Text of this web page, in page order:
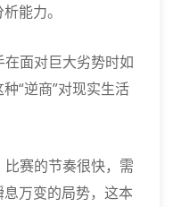
能力。
在面对巨大劣势时如
“逆商”对现实生活
比赛的节奏很快，需
万变的局势，这本